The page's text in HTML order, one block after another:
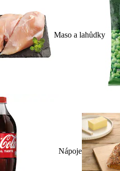
Maso a lahůdky
Nápoje